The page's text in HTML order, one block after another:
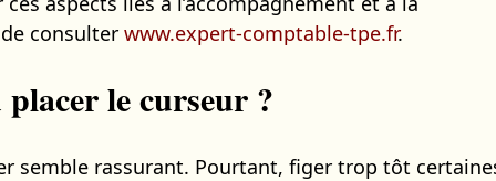
consulter www.expert-comptable-tpe.fr.
le curseur ?
semble rassurant. Pourtant, figer trop tôt